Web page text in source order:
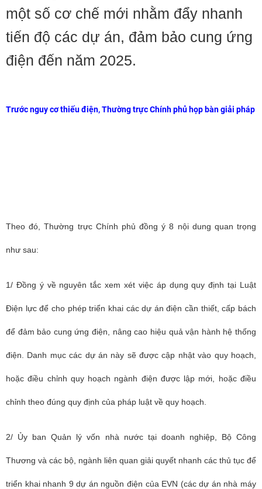
một số cơ chế mới nhằm đẩy nhanh
tiến độ các dự án, đảm bảo cung ứng
điện đến năm 2025.
Trước nguy cơ thiếu điện, Thường trực Chính phủ họp bàn giải pháp
Theo đó,Thường trực Chính phủ đồng ý 8 nội dung quan trọng
như sau:
1/ Đồng ý về nguyên tắc xem xét việc áp dụng quy định tại Luật
Điện lực để cho phép triển khai các dự án điện cần thiết, cấp bách
để đảm bảo cung ứng điện, nâng cao hiệu quả vận hành hệ thống
điện. Danh mục các dự án này sẽ được cập nhật vào quy hoạch,
hoặc điều chỉnh quy hoạch ngành điện được lập mới, hoặc điều
chỉnh theo đúng quy định của pháp luật về quy hoạch.
2/ Ủy ban Quản lý vốn nhà nước tại doanh nghiệp, Bộ Công
Thương và các bộ, ngành liên quan giải quyết nhanh các thủ tục để
triển khai nhanh 9 dự án nguồn điện của EVN (các dự án nhà máy